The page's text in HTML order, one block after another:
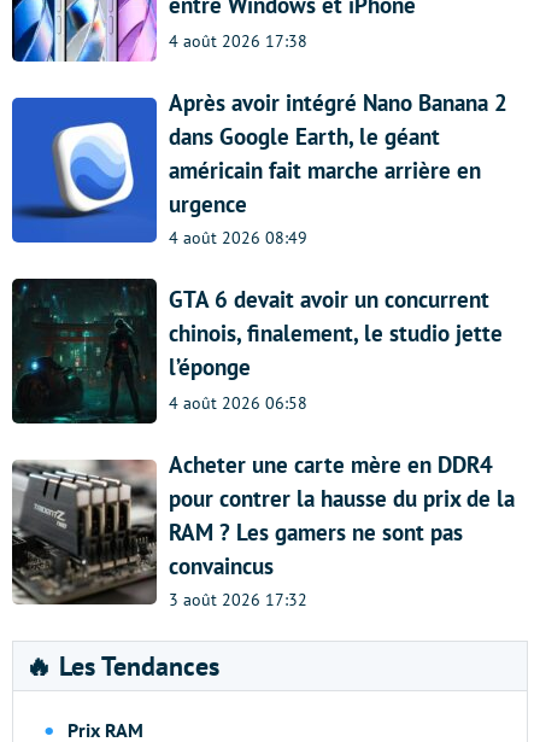
4 août 2026 17:38
Après avoir intégré Nano Banana 2
dans Google Earth, le géant
américain fait marche arrière en
urgence
4 août 2026 08:49
GTA 6 devait avoir un concurrent
chinois, finalement, le studio jette
l’éponge
4 août 2026 06:58
Acheter une carte mère en DDR4
pour contrer la hausse du prix de la
RAM ? Les gamers ne sont pas
convaincus
3 août 2026 17:32
🔥 Les Tendances
Prix RAM